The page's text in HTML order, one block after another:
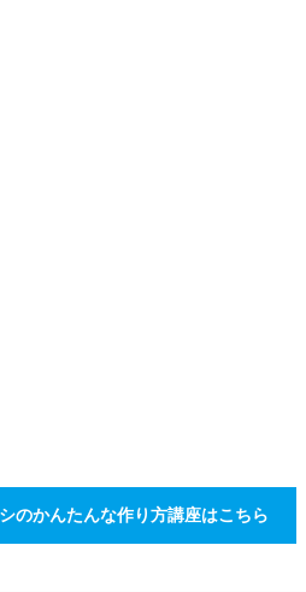
のかんたんな作り方講座はこちら